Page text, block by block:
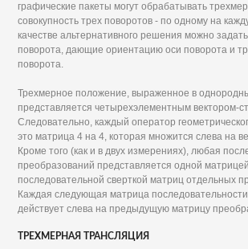
графические пакеты могут обрабатывать
совокупность трех поворотов - по одному на
качестве альтернативного решения можно
поворота, дающие ориентацию оси поворота и
поворота.
Трехмерное положение, выраженное в
представляется четырехэлементным вектором-
Следовательно, каждый оператор
это матрица 4 на 4, которая множится слева на
Кроме того (как и в двух измерениях), любая
преобразований представляется одной
последовательной сверткой матриц отдельных
Каждая следующая матрица
действует слева на предыдущую матрицу
ТРЕХМЕРНАЯ ТРАНСЛЯЦИЯ